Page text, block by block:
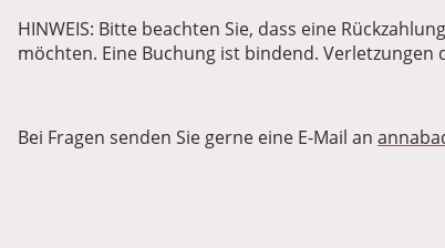
HINWEIS: Bitte beachten Sie, dass eine
möchten. Eine Buchung ist bindend.
Bei Fragen senden Sie gerne eine E-Mail an